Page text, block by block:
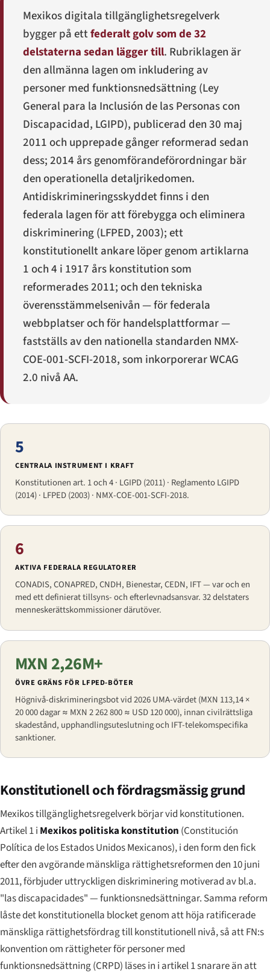
Mexikos digitala tillgänglighetsregelverk
bygger på ettfederalt golv som de 32
delstaterna sedan lägger till. Rubriklagen är
den allmänna lagen om inkludering av
personer med funktionsnedsättning (Ley
General para la Inclusión de las Personas con
Discapacidad, LGIPD), publicerad den 30 maj
2011 och upprepade gånger reformerad sedan
dess; 2014 års genomförandeförordningar bär
den operationella detaljrikedomen.
Antidiskrimineringsskyddet finns i den
federala lagen för att förebygga och eliminera
diskriminering (LFPED, 2003); ett
konstitutionellt ankare löper genom artiklarna
1 och 4 i 1917 års konstitution som
reformerades 2011; och den tekniska
överensstämmelsenivån — för federala
webbplatser och för handelsplattformar —
fastställs av den nationella standarden NMX-
COE-001-SCFI-2018, som inkorporerar WCAG
2.0 nivå AA.
5
CENTRALA INSTRUMENT I KRAFT
Konstitutionen art. 1 och 4 · LGIPD (2011) · Reglamento LGIPD
(2014) · LFPED (2003) · NMX-COE-001-SCFI-2018.
6
AKTIVA FEDERALA REGULATORER
CONADIS, CONAPRED, CNDH, Bienestar, CEDN, IFT — var och en
med ett definierat tillsyns- och efterlevnadsansvar. 32 delstaters
menneskerättskommissioner därutöver.
MXN 2,26M+
ÖVRE GRÄNS FÖR LFPED-BÖTER
Högnivå-diskrimineringsbot vid 2026 UMA-värdet (MXN 113,14 ×
20 000 dagar ≈ MXN 2 262 800 ≈ USD 120 000), innan civilrättsliga
skadestånd, upphandlingsuteslutning och IFT-telekomspecifika
sanktioner.
Konstitutionell och fördragsmässig grund
Mexikos tillgänglighetsregelverk börjar vid konstitutionen.
Artikel 1 i Mexikos politiska konstitution (Constitución
Política de los Estados Unidos Mexicanos), i den form den fick
efter den avgörande mänskliga rättighetsreformen den 10 juni
2011, förbjuder uttryckligen diskriminering motiverad av bl.a.
"las discapacidades"— funktionsnedsättningar. Samma reform
låste det konstitutionella blocket genom att höja ratificerade
mänskliga rättighetsfördrag till konstitutionell nivå, så att FN:s
konvention om rättigheter för personer med
funktionsnedsättning (CRPD) läses in i artikel 1 snarare än att